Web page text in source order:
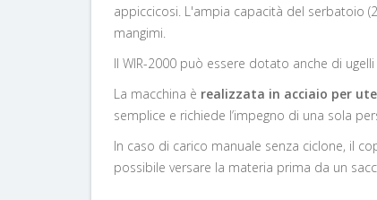
appiccicosi. L'ampia capacità del serbatoio
mangimi.
Il WIR-2000 può essere dotato anche di
La macchina è realizzata in acciaio per
semplice e richiede l’impegno di una sola
In caso di carico manuale senza ciclone, il
possibile versare la materia prima da un